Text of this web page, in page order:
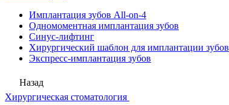
Имплантация зубов All-on-4
Одномоментная имплантация зубов
Синус-лифтинг
Хирургический шаблон для имплантации зубов
Экспресс-имплантация зубов
Назад
Хирургическая стоматология